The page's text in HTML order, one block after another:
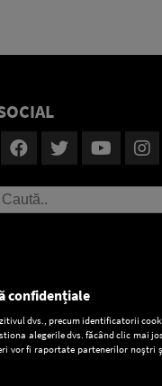
confidențiale
dvs., precum identificatorii
alegerile dvs. făcând clic mai
vor fi raportate partenerilor noștri